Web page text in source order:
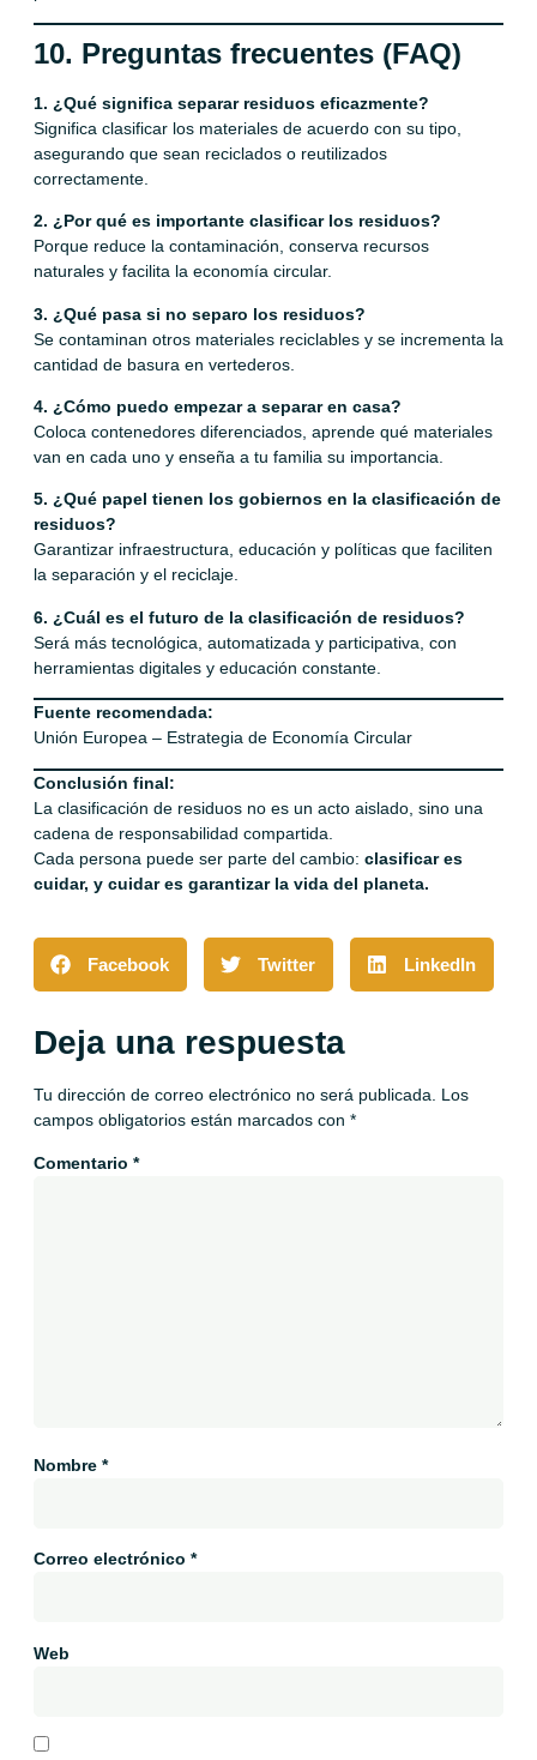
10. Preguntas frecuentes (FAQ)
1. ¿Qué significa separar residuos eficazmente?
Significa clasificar los materiales de acuerdo con su tipo,
asegurando que sean reciclados o reutilizados
correctamente.
2. ¿Por qué es importante clasificar los residuos?
Porque reduce la contaminación, conserva recursos
naturales y facilita la economía circular.
3. ¿Qué pasa si no separo los residuos?
Se contaminan otros materiales reciclables y se incrementa la
cantidad de basura en vertederos.
4. ¿Cómo puedo empezar a separar en casa?
Coloca contenedores diferenciados, aprende qué materiales
van en cada uno y enseña a tu familia su importancia.
5. ¿Qué papel tienen los gobiernos en la clasificación de
residuos?
Garantizar infraestructura, educación y políticas que faciliten
la separación y el reciclaje.
6. ¿Cuál es el futuro de la clasificación de residuos?
Será más tecnológica, automatizada y participativa, con
herramientas digitales y educación constante.
Fuente recomendada:
Unión Europea – Estrategia de Economía Circular
Conclusión final:
La clasificación de residuos no es un acto aislado, sino una
cadena de responsabilidad compartida.
Cada persona puede ser parte del cambio: clasificar es
cuidar, y cuidar es garantizar la vida del planeta.
Facebook Twitter LinkedIn
Deja una respuesta
Tu dirección de correo electrónico no será publicada.
Los
campos obligatorios están marcados con *
Comentario *
Nombre *
Correo electrónico *
Web